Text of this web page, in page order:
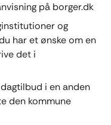
på borger.dk
og
har et ønske om en
det i
i en anden
den kommune